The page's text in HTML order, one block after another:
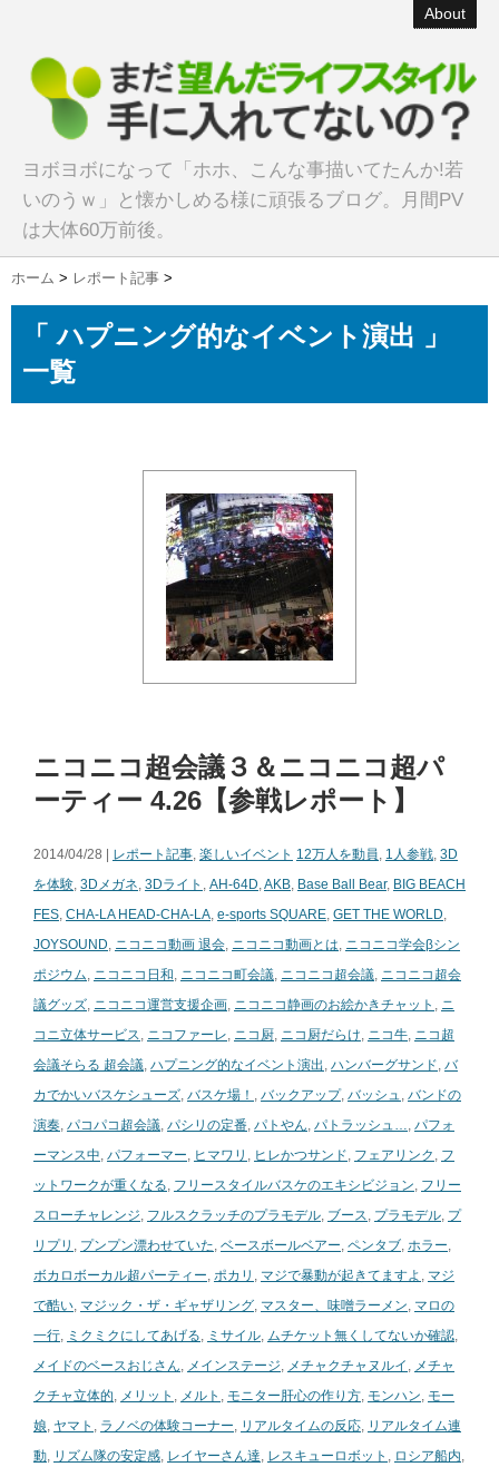
About
ヨボヨボになって「ホホ、こんな事描いてたんか!若
いのうｗ」と懐かしめる様に頑張るブログ。月間PV
は大体60万前後。
ホーム > レポート記事 >
「 ハプニング的なイベント演出 」
一覧
ニコニコ超会議３＆ニコニコ超パ
ーティー 4.26【参戦レポート】
2014/04/28 | レポート記事, 楽しいイベント 12万人を動員, 1人参戦, 3D
を体験, 3Dメガネ, 3Dライト , AH-64D,AKB, Base Ball Bear, BIG BEACH
FES, CHA-LA HEAD-CHA-LA, e-sports SQUARE, GET THE WORLD,
JOYSOUND, ニコニコ動画 退会, ニコニコ動画とは, ニコニコ学会βシン
ポジウム, ニコニコ日和, ニコニコ町会議, ニコニコ超会議, ニコニコ超会
議グッズ, ニコニコ運営支援企画, ニコニコ静画のお絵かきチャット , ニ
コニ立体サービス, ニコファーレ, ニコ厨, ニコ厨だらけ, ニコ牛, ニコ超
会議そらる 超会議, ハプニング的なイベント演出, ハンバーグサンド, バ
カでかいバスケシューズ, バスケ場！ , バックアップ, バッシュ, バンドの
演奏, パコパコ超会議, パシリの定番, パトやん, パトラッシュ…, パフォ
ーマンス中, パフォーマー, ヒマワリ , ヒレかつサンド, フェアリンク , フ
ットワークが重くなる, フリースタイルバスケのエキシビジョン, フリー
スローチャレンジ, フルスクラッチのプラモデル, ブース, プラモデル, プ
リプリ , プンプン漂わせていた, ベースボールベアー, ペンタブ, ホラー,
ボカロボーカル超パーティー, ポカリ , マジで暴動が起きてますよ , マジ
で酷い, マジック・ザ・ギャザリング, マスター、味噌ラーメン, マロの
一行, ミクミクにしてあげる, ミサイル, ムチケット無くしてないか確認,
メイドのベースおじさん, メインステージ, メチャクチャヌルイ , メチャ
クチャ立体的, メリット , メルト , モニター肝心の作り方, モンハン, モー
娘, ヤマト , ラノベの体験コーナー, リアルタイムの反応, リアルタイム連
動, リズム隊の安定感, レイヤーさん達, レスキューロボット , ロシア船内,